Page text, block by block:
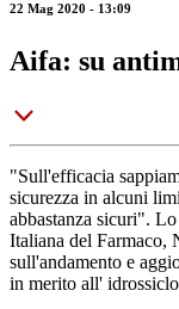
22 Mag 2020 - 13:09
Aifa: su
"Sull'efficacia
sicurezza in alcuni
abbastanza sicuri".
Italiana del Farmaco,
sull'andamento e
in merito all'